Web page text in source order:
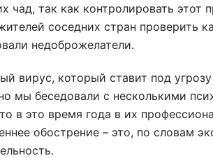
чад, так как контролировать этот
соседних стран проверить
недоброжелатели.
вирус, который ставит под
мы беседовали с несколькими
в это время года в их
обострение – это, по словам